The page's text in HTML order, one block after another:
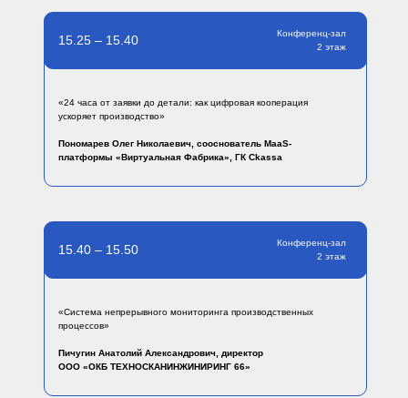
Конференц-зал
2 этаж
«24 часа от заявки до детали: как цифровая кооперация
ускоряет производство»
Пономарев Олег Николаевич, сооснователь MaaS-
платформы «Виртуальная Фабрика», ГК Ckassa
15.25 – 15.40
Конференц-зал
2 этаж
«Система непрерывного мониторинга производственных
процессов»
Пичугин Анатолий Александрович, директор
ООО «ОКБ ТЕХНОСКАНИНЖИНИРИНГ 66»
15.40 – 15.50